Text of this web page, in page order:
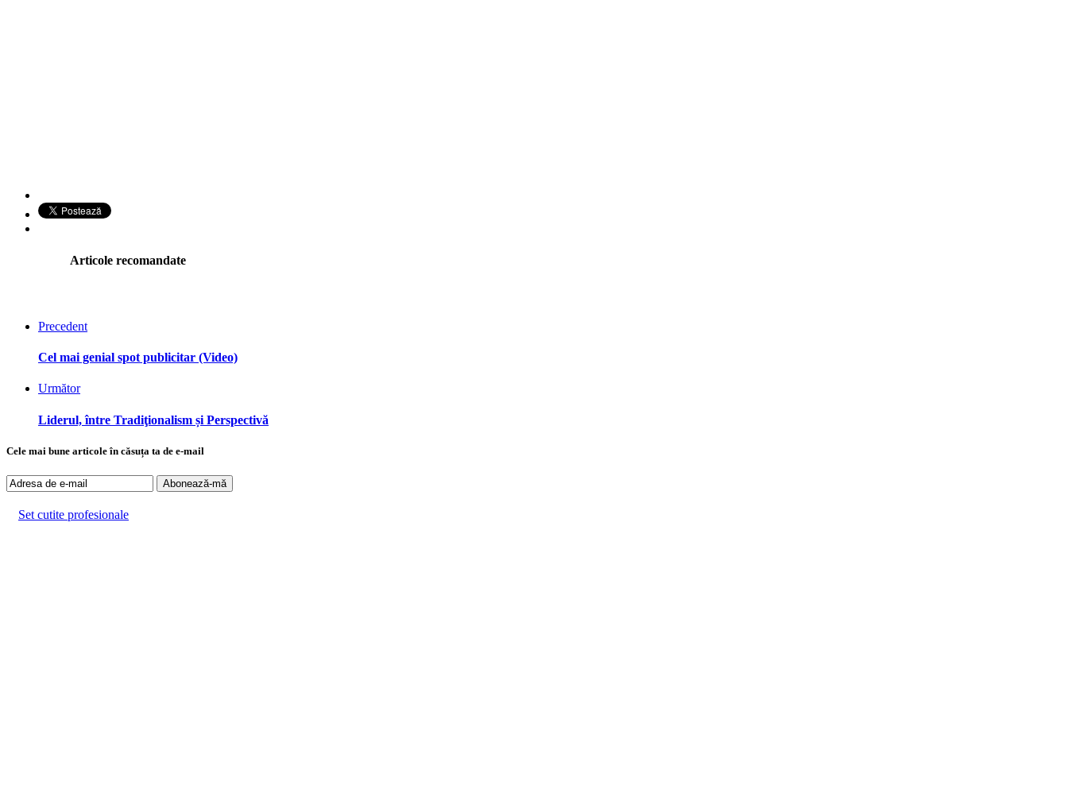
Articole recomandate
Precedent
Cel mai genial spot publicitar (Video)
Următor
Liderul, între Tradiţionalism și Perspectivă
Cele mai bune articole în căsuța ta de e-mail
Set cutite profesionale